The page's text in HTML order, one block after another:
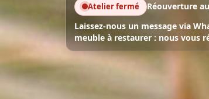
Atelier fermé
Réouverture
Laissez-nous un message via
meuble à restaurer : nous vous